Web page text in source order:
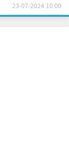
23-07-2024 10:00